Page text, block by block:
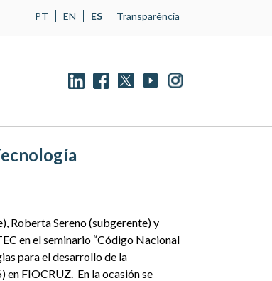
PT EN ES Transparência
Roberta Sereno (subgerente) y
en el seminario “Código Nacional
para el desarrollo de la
en FIOCRUZ. En la ocasión se